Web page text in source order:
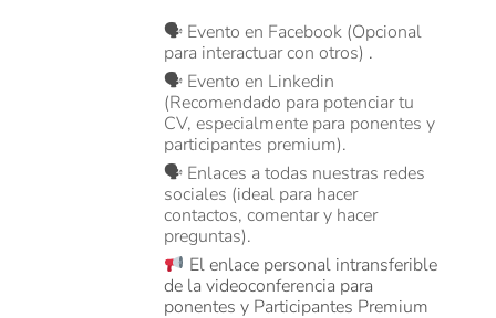
🗣️ Evento en Facebook (Opcional
para interactuar con otros) .
🗣️ Evento en Linkedin
(Recomendado para potenciar tu
CV, especialmente para ponentes y
participantes premium).
🗣️ Enlaces a todas nuestras redes
sociales (ideal para hacer
contactos, comentar y hacer
preguntas).
El enlace personal intransferible
de la videoconferencia para
ponentes y Participantes Premium